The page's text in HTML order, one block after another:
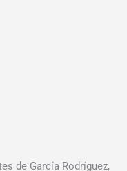
de García Rodríguez,